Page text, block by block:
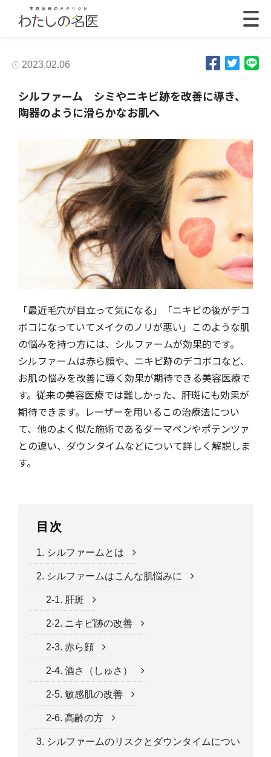
2023.02.06
シルファーム シミやニキビ跡を改善に導き、
陶器のように滑らかなお肌へ
「最近毛穴が目立って気になる」「ニキビの後がデコ
ボコになっていてメイクのノリが悪い」このような肌
の悩みを持つ方には、シルファームが効果的です。
シルファームは赤ら顔や、ニキビ跡のデコボコなど、
お肌の悩みを改善に導く効果が期待できる美容医療で
す。従来の美容医療では難しかった、肝斑にも効果が
期待できます。レーザーを用いるこの治療法につい
て、他のよく似た施術であるダーマペンやポテンツァ
との違い、ダウンタイムなどについて詳しく解説しま
す。
目次
1. シルファームとは
2. シルファームはこんな肌悩みに
2-1. 肝斑
2-2. ニキビ跡の改善
2-3. 赤ら顔
2-4. 酒さ（しゅさ）
2-5. 敏感肌の改善
2-6. 高齢の方
3. シルファームのリスクとダウンタイムについ